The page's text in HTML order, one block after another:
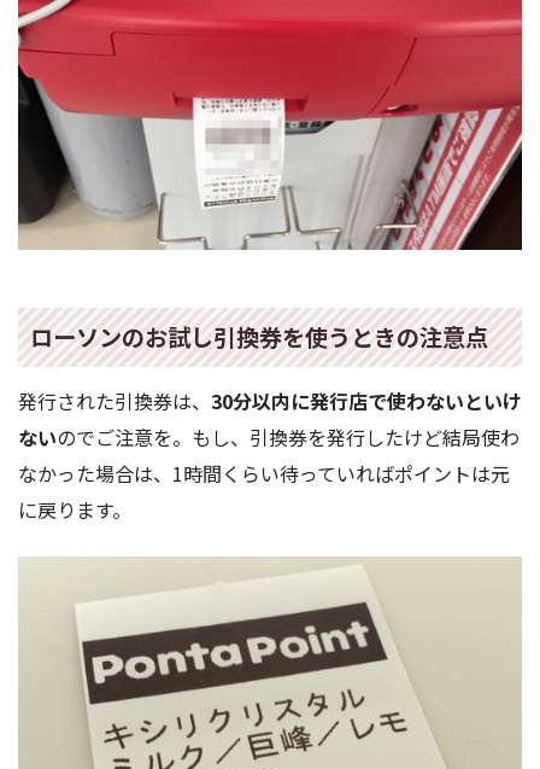
ローソンのお試し引換券を使うときの注意点
発行された引換券は、 30分以内に発行店で使わないといけ
ないのでご注意を。もし、引換券を発行したけど結局使わ
なかった場合は、1時間くらい待っていればポイントは元
に戻ります。